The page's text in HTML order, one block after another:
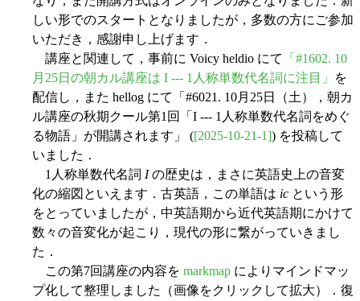
しい形でのスタートとなりましたが，多数の方にご参加
いただき，感謝申し上げます．
講座と関連して，事前に Voicy heldio にて
「#1602. 10
月25日の朝カル講座は I --- 1人称単数代名詞に注目」
を
配信し，また hellog にて「#6021. 10月25日（土），朝カ
ル講座の秋期クール第1回「I --- 1人称単数代名詞をめぐ
る物語」が開講されます」 ([2025-10-21-1]) を投稿して
いました．
1人称単数代名詞 Iの歴史は，まさに英語史上の音変
化の縮図といえます．古英語，この単語は ic という形
をとっていましたが，中英語期から近代英語期にかけて
数々の音変化が起こり，現代の形に繋がっていきまし
た．
この第7回講座の内容を markmap によりマインドマッ
プ化して整理しました（画像をクリックして拡大）．復